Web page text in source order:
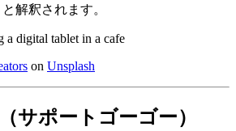
解釈されます。
on Unsplash
サポートゴーゴー）